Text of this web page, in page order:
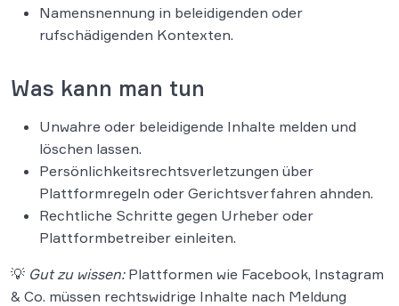
Namensnennung in beleidigenden oder
rufschädigenden Kontexten.
Was kann man tun
Unwahre oder beleidigende Inhalte melden und
löschen lassen.
Persönlichkeitsrechtsverletzungen über
Plattformregeln oder Gerichtsverfahren ahnden.
Rechtliche Schritte gegen Urheber oder
Plattformbetreiber einleiten.
💡 Gut zu wissen:Plattformen wie Facebook, Instagram
& Co. müssen rechtswidrige Inhalte nach Meldung